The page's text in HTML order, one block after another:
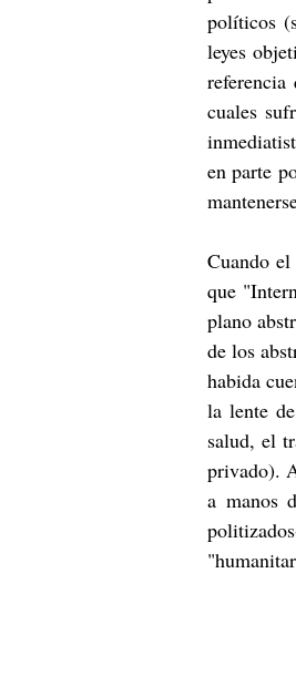
políticos
leyes
cuales
en parte
Cuando
que
plano
de los
habida
la lente
salud, el
privado).
a manos